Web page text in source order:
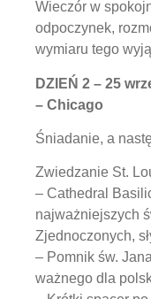
Wieczór w
odpoczynek,
wymiaru tego
DZIEŃ 2 – 25
– Chicago
Śniadanie, a
Zwiedzanie St.
– Cathedral
najważniejszych
Zjednoczonych,
– Pomnik św.
ważnego dla